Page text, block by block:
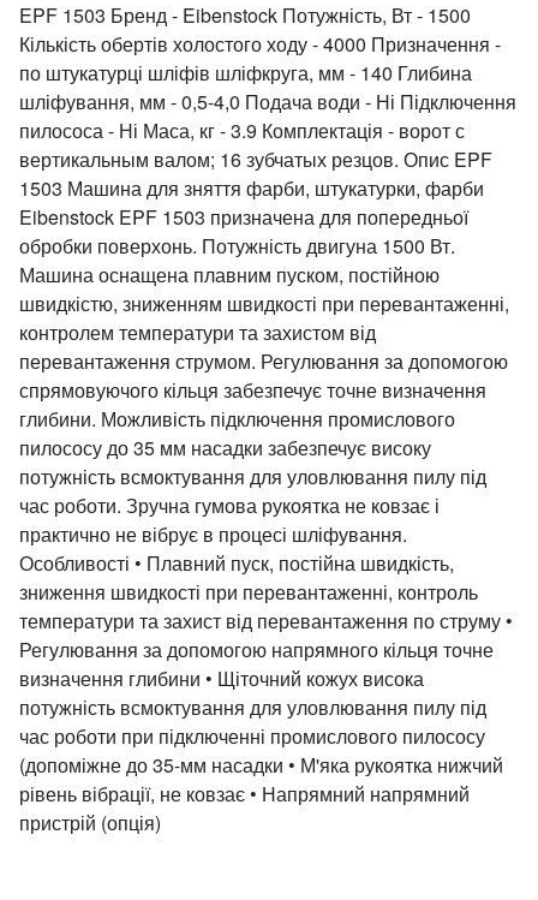
EPF 1503 Бренд - Eibenstock Потужність, Вт - 1500
Кількість обертів холостого ходу - 4000 Призначення -
по штукатурці шліфів шліфкруга, мм - 140 Глибина
шліфування, мм - 0,5-4,0 Подача води - Ні Підключення
пилососа - Ні Маса, кг - 3.9 Комплектація - ворот с
вертикальным валом; 16 зубчатых резцов. Опис EPF
1503 Машина для зняття фарби, штукатурки, фарби
Eibenstock EPF 1503 призначена для попередньої
обробки поверхонь. Потужність двигуна 1500 Вт.
Машина оснащена плавним пуском, постійною
швидкістю, зниженням швидкості при перевантаженні,
контролем температури та захистом від
перевантаження струмом. Регулювання за допомогою
спрямовуючого кільця забезпечує точне визначення
глибини. Можливість підключення промислового
пилососу до 35 мм насадки забезпечує високу
потужність всмоктування для уловлювання пилу під
час роботи. Зручна гумова рукоятка не ковзає і
практично не вібрує в процесі шліфування.
Особливості • Плавний пуск, постійна швидкість,
зниження швидкості при перевантаженні, контроль
температури та захист від перевантаження по струму •
Регулювання за допомогою напрямного кільця точне
визначення глибини • Щіточний кожух висока
потужність всмоктування для уловлювання пилу під
час роботи при підключенні промислового пилососу
(допоміжне до 35-мм насадки • М'яка рукоятка нижчий
рівень вібрації, не ковзає • Напрямний напрямний
пристрій (опція)